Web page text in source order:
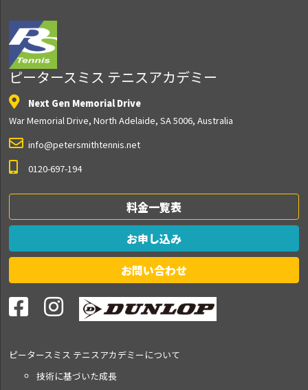
ピータースミス テニスアカデミー
Next Gen Memorial Drive
War Memorial Drive, North Adelaide, SA 5006, Australia
info@petersmithtennis.net
0120-697-194
料金一覧表
お申し込み
お問い合わせ
ピータースミス テニスアカデミーについて
技術に基づいた成長